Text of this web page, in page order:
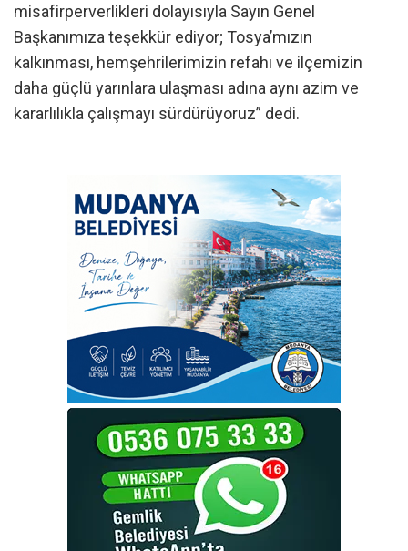
misafirperverlikleri dolayısıyla Sayın Genel
Başkanımıza teşekkür ediyor; Tosya’mızın
kalkınması, hemşehrilerimizin refahı ve ilçemizin
daha güçlü yarınlara ulaşması adına aynı azim ve
kararlılıkla çalışmayı sürdürüyoruz” dedi.